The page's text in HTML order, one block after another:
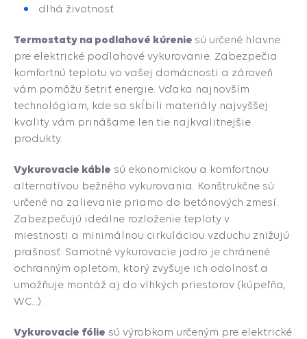
dlhá životnosť
Termostaty na podlahové kúrenie sú určené hlavne
pre elektrické podlahové vykurovanie. Zabezpečia
komfortnú teplotu vo vašej domácnosti a zároveň
vám pomôžu šetriť energie. Vďaka najnovším
technológiam, kde sa skĺbili materiály najvyššej
kvality vám prinášame len tie najkvalitnejšie
produkty.
Vykurovacie káble sú ekonomickou a komfortnou
alternatívou bežného vykurovania. Konštrukčne sú
určené na zalievanie priamo do betónových zmesí.
Zabezpečujú ideálne rozloženie teploty v
miestnosti a minimálnou cirkuláciou vzduchu znižujú
prašnosť. Samotné vykurovacie jadro je chránené
ochranným opletom, ktorý zvyšuje ich odolnosť a
umožňuje montáž aj do vlhkých priestorov (kúpeľňa,
WC...).
Vykurovacie fólie sú výrobkom určeným pre elektrické